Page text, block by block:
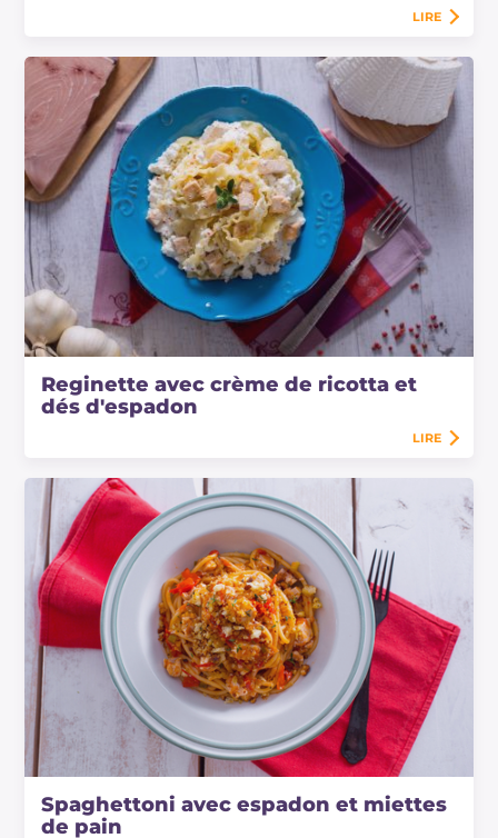
LIRE
Reginette avec crème de ricotta et
dés d'espadon
LIRE
Spaghettoni avec espadon et miettes
de pain